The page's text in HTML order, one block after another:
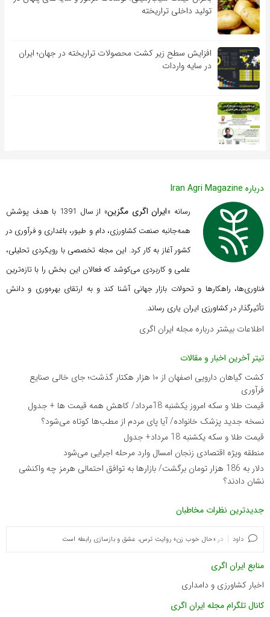
تولید داخلی تراریخته
افزایش سطح زیر کشت محصولات تراریخته در جهان؛ ایران
در سایه واردات
درباره Iran Agri Magazine
رسانه «ایران اگری مگزین
» از سال 1391 با هدف پوشش
همه‌جانبه صنعت کشاورزی، دام و طیور، باغداری و فرآوری در
کشور آغاز به کار کرد. این مجله تخصصی با رویکردی تحلیلی،
علمی و کاربردی می‌کوشد که فعالان این بخش را با تازه‌ترین
فناوری‌ها، راهکارها و تحولات بازار جهانی آشنا کند و به ارتقای بهره‌وری و دانش
تأثیرگذار در کشاورزی ایران یاری رساند.
اطلاعات بیشتر درباره مجله ایران اگری
تیتر آخرین اخبار و مقالات
کشت گیاهان دارویی اصفهان از ۱۰ هزار هکتار گذشت؛ جای خالی صنایع
فرآوری
قیمت طلا و سکه امروز یکشنبه 18مرداد/ کاهش همه قیمت ها + جدول
نسخه جدید پزشک خانواده/ آیا پای مردم از مطب‌ها‌ کوتاه می‌شود؟
قیمت طلا و سکه یکشنبه 18 مرداد+ جدول
منطقه ویژه اقتصادی زنجان امسال وارد مرحله اجرایی می‌شود
دلار به 186 هزار تومان برگشت/ بازارها به توافق احتمالی هرمز چه واکنشی
نشان دادند؟
جدیدترین نظرات مخاطبان
داود در «حال خوب زن» روایت ترس، عشق و بازسازی رابطه است
منابع ایران اگری
اخبار کشاورزی و دامداری
کانال تلگرام مجله ایران اگری